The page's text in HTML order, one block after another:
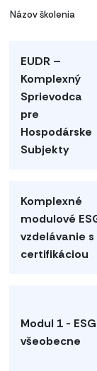
Názov školenia
EUDR –
Komplexný
Sprievodca
pre
Hospodárske
Subjekty
Komplexné
modulové
vzdelávanie s
certifikáciou
Modul 1 - ESG
všeobecne